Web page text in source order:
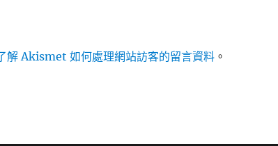
解 Akismet 如何處理網站訪客的留言資料 。